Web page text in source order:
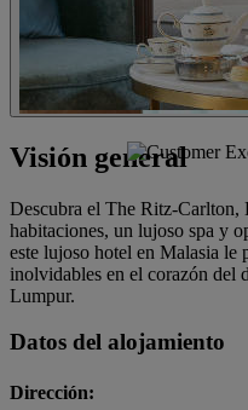
Visión general
Descubra el The Ritz-Carlton,
habitaciones, un lujoso spa y
este lujoso hotel en Malasia le
inolvidables en el corazón del
Lumpur.
Datos del alojamiento
Dirección: